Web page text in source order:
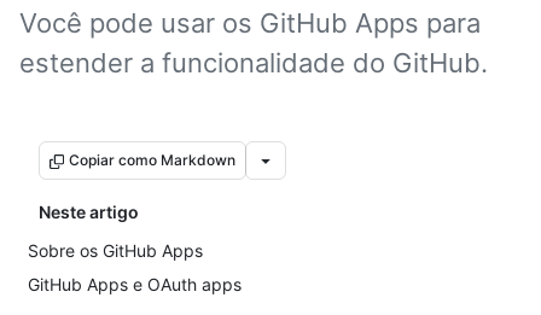
Você pode usar os GitHub Apps para
estender a funcionalidade do GitHub.
Copiar como Markdown
Neste artigo
Sobre os GitHub Apps
GitHub Apps e OAuth apps